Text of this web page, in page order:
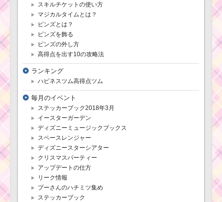
スキルチケットの使い方
マジカルタイムとは？
ピンズとは？
ピンズを飾る
ピンズの外し方
高得点を出す10の攻略法
ランキング
ハピネスツム高得点ツム
毎月のイベント
ステッカーブック2018年3月
イースターガーデン
ディズニーミュージックブックス
スペースレンジャー
ディズニースターシアター
クリスマスパーティー
アップデートの仕方
リーク情報
プーさんのハチミツ集め
ステッカーブック